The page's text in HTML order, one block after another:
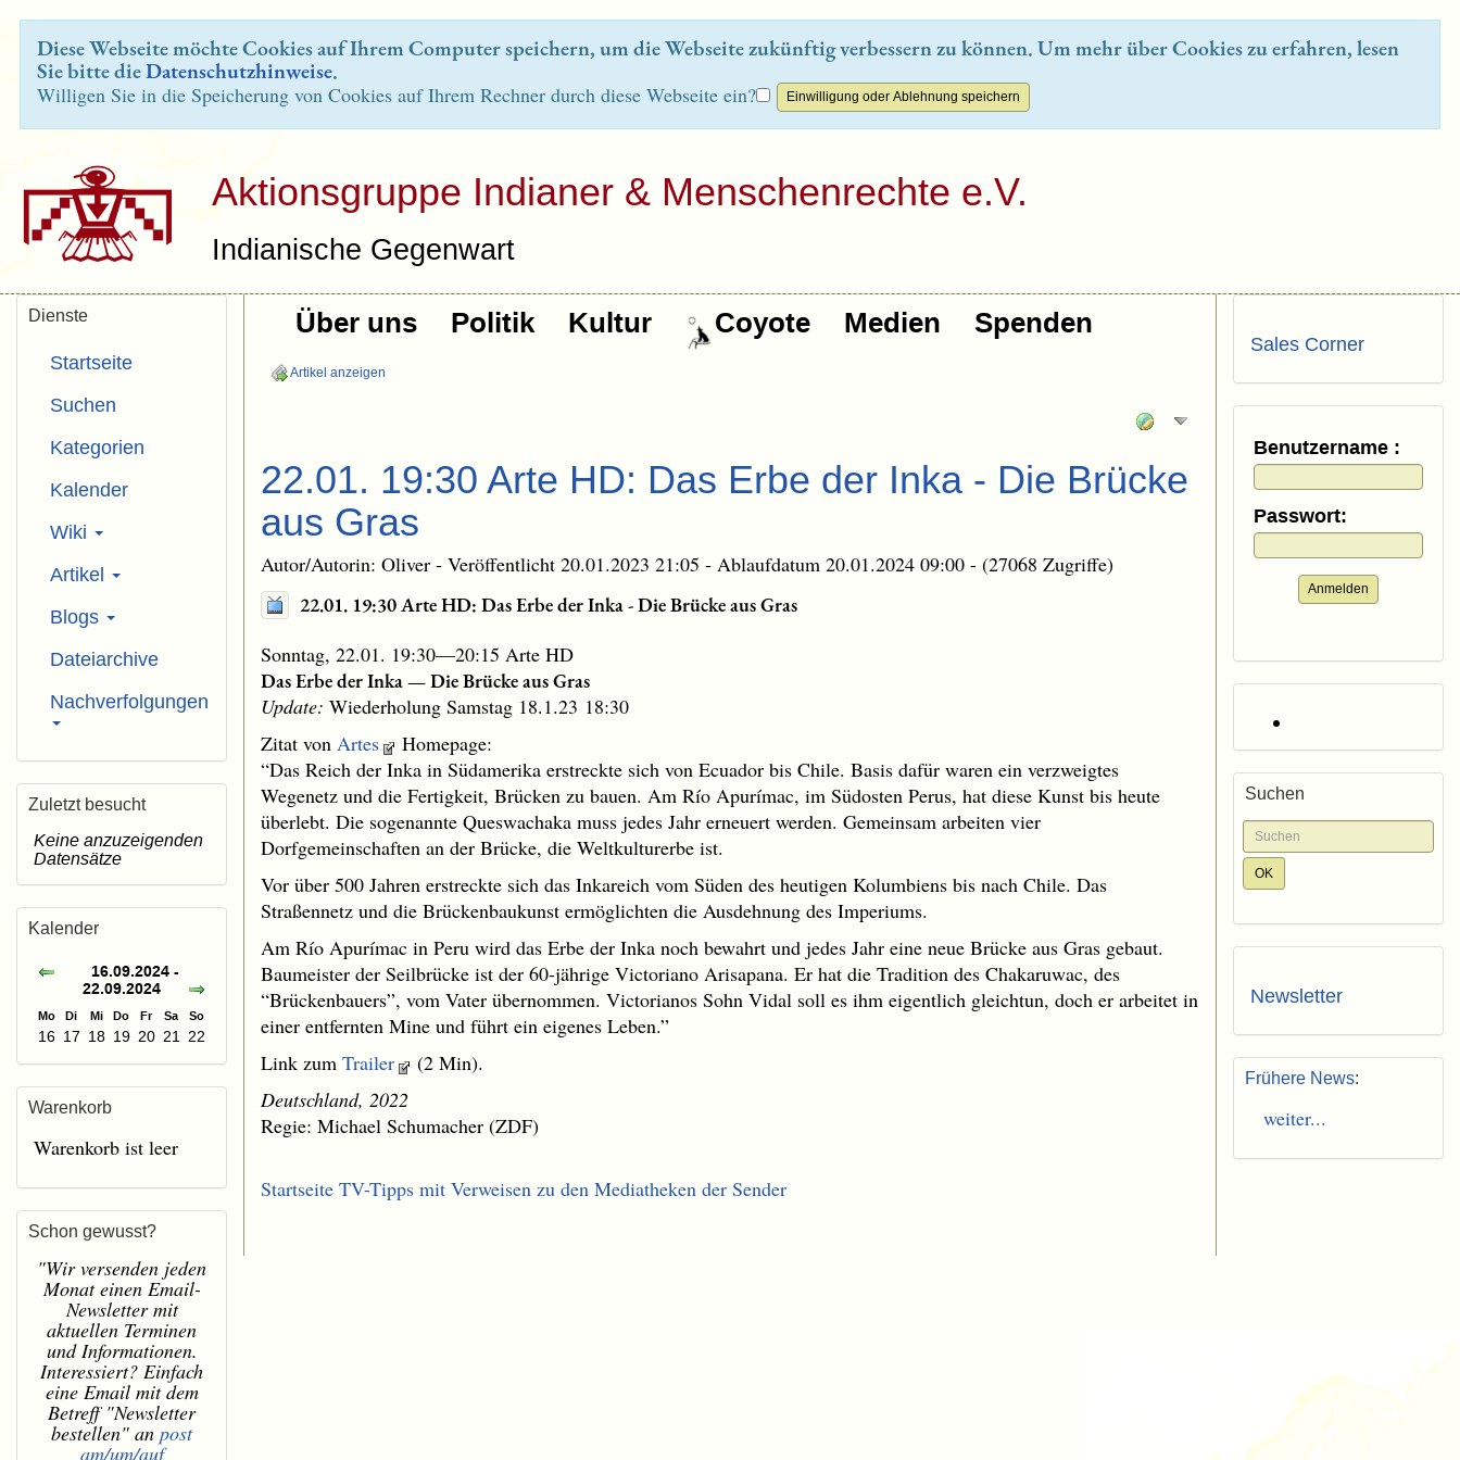
Diese Webseite möchte Cookies auf Ihrem Computer speichern, um die Webseite zukünftig verbessern zu können. Um mehr über Cookies zu erfahren, lesen
Sie bitte dieDatenschutzhinweise.
Willigen Sie in die Speicherung von Cookies auf Ihrem Rechner durch diese Webseite ein?
Aktionsgruppe Indianer & Menschenrechte e.V.
Indianische Gegenwart
Über uns Politik Kultur Coyote Medien Spenden
Artikel anzeigen
22.01. 19:30 Arte HD: Das Erbe der Inka - Die Brücke
aus Gras
Autor/Autorin: Oliver - Veröffentlicht 20.01.2023 21:05 - Ablaufdatum 20.01.2024 09:00 - (27068 Zugriffe)
22.01. 19:30 Arte HD: Das Erbe der Inka - Die Brücke aus Gras
Sonntag, 22.01. 19:30—20:15 Arte HD
Das Erbe der Inka — Die Brücke aus Gras
Update: Wiederholung Samstag 18.1.23 18:30
Zitat von Artes
Homepage:
“Das Reich der Inka in Südamerika erstreckte sich von Ecuador bis Chile. Basis dafür waren ein verzweigtes
Wegenetz und die Fertigkeit, Brücken zu bauen. Am Río Apurímac, im Südosten Perus, hat diese Kunst bis heute
überlebt. Die sogenannte Queswachaka muss jedes Jahr erneuert werden. Gemeinsam arbeiten vier
Dorfgemeinschaften an der Brücke, die Weltkulturerbe ist.
Vor über 500 Jahren erstreckte sich das Inkareich vom Süden des heutigen Kolumbiens bis nach Chile. Das
Straßennetz und die Brückenbaukunst ermöglichten die Ausdehnung des Imperiums.
Am Río Apurímac in Peru wird das Erbe der Inka noch bewahrt und jedes Jahr eine neue Brücke aus Gras gebaut.
Baumeister der Seilbrücke ist der 60-jährige Victoriano Arisapana. Er hat die Tradition des Chakaruwac, des
“Brückenbauers”, vom Vater übernommen. Victorianos Sohn Vidal soll es ihm eigentlich gleichtun, doch er arbeitet in
einer entfernten Mine und führt ein eigenes Leben.”
Link zum Trailer
(2 Min).
Deutschland, 2022
Regie: Michael Schumacher (ZDF)
Startseite TV-Tipps mit Verweisen zu den Mediatheken der Sender
Dienste
Startseite
Suchen
Kategorien
Kalender
Wiki
Artikel
Blogs
Dateiarchive
Nachverfolgungen
Zuletzt besucht
Keine anzuzeigenden
Datensätze
Kalender
16.09.2024 -
22.09.2024
Mo Di Mi Do Fr Sa So
16 17 18 19 20 21 22
Warenkorb
Warenkorb ist leer
Schon gewusst?
"Wir versenden jeden
Monat einen Email-
Newsletter mit
aktuellen Terminen
und Informationen.
Interessiert? Einfach
eine Email mit dem
Betreff "Newsletter
bestellen" an post
am/um/auf
Sales Corner
Benutzername :
Passwort:
Anmelden
Suchen
Newsletter
Frühere News:
weiter...